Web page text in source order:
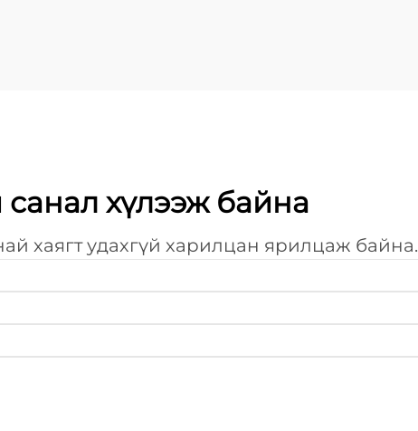
санал хүлээж байна
хаягт удахгүй харилцан ярилцаж байна.